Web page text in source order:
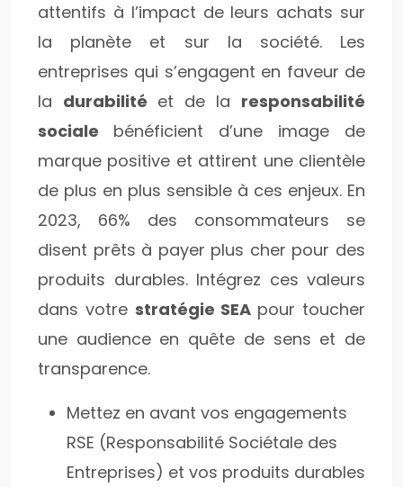
attentifs à l’impact de leurs achats sur
la planète et sur la société. Les
entreprises qui s’engagent en faveur de
la durabilité et de la responsabilité
sociale bénéficient d’une image de
marque positive et attirent une clientèle
de plus en plus sensible à ces enjeux. En
2023, 66% des consommateurs se
disent prêts à payer plus cher pour des
produits durables. Intégrez ces valeurs
dans votre stratégie SEA pour toucher
une audience en quête de sens et de
transparence.
Mettez en avant vos engagements
RSE (Responsabilité Sociétale des
Entreprises) et vos produits durables